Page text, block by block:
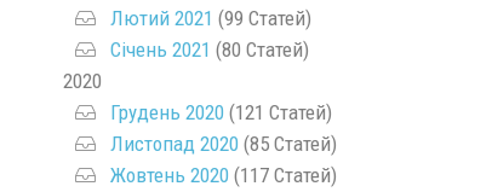
Лютий 2021 (99 Статей)
Січень 2021 (80 Статей)
2020
Грудень 2020(121 Статей)
Листопад 2020(85 Статей)
Жовтень 2020(117 Статей)